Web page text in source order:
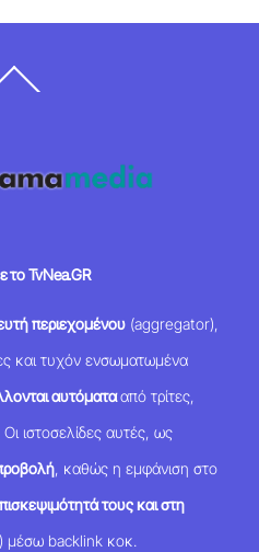
Back
To
το TvNea.GR
περιεχομένου (aggregator),
και τυχόν ενσωματωμένα
αυτόματααπό τρίτες,
ιστοσελίδες αυτές, ως
, καθώς η εμφάνιση στο
τους και στη
μέσω backlink κοκ.